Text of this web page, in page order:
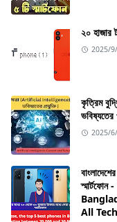
২০ হাজার
2025/
কৃত্রিম
2025/
All